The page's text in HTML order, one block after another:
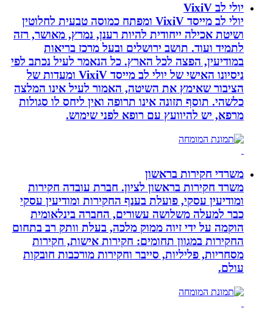
יולי לב VixiV
יולי לב מייסד VixiV ומפתח כמוסה טבעית לחלוטין
ושיטת אכילה ייחודית להיות רענן, נמרץ, מאושר, רזה
לתמיד ועוד. תושב ירושלים ובעל מרכז בריאות
במודיעין, הפצה לכל הארץ. כל הנאמר לעיל נכתב לפי
ניסיונו האישי של יולי לב מייסד VixiV ומעדות של
הציבור שאימץ את השיטה, האמור לעיל אינו המלצה
כלשהי. תוסף תזונה אינו תרופה ואין ליחס לו סגולות
מרפא, יש להיוועץ עם רופא לפני שימוש.
משרדי חקירות בראשון
משרד חקירות בראשון לציון. חברת עובדה חקירות
ומודיעין עסקי, פועלת בענף החקירות ומודיעין עסקי
כבר למעלה משלושה עשורים, החברה בינלאומית
הוקמה על ידי זיוה ממוק מלכה, בעלת וותק רב בתחום
החקירות במגוון תחומים: חקירות אישות, חקירות
מסחריות, פליליות, סייבר וחקירות מורכבות חובקות
עולם.